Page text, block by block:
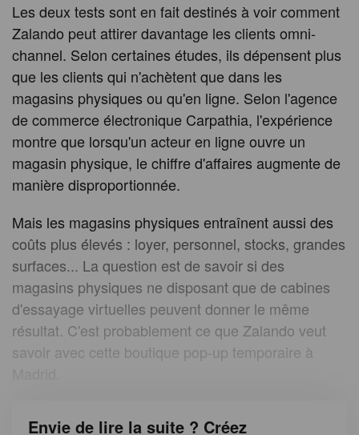
Les deux tests sont en fait destinés à voir comment
Zalando peut attirer davantage les clients omni-
channel. Selon certaines études, ils dépensent plus
que les clients qui n'achètent que dans les
magasins physiques ou qu'en ligne. Selon l'agence
de commerce électronique Carpathia, l'expérience
montre que lorsqu'un acteur en ligne ouvre un
magasin physique, le chiffre d'affaires augmente de
manière disproportionnée.
Mais les magasins physiques entraînent aussi des
coûts plus élevés : loyer, personnel, stocks, grandes
surfaces... La question est de savoir si des
magasins physiques ne disposant que de cabines
d'essayage virtuelles peuvent donner le même
résultat. C'est probablement ce que Zalando veut
savoir avec cette boutique pop-up temporaire à
Envie de lire la suite ? Créez